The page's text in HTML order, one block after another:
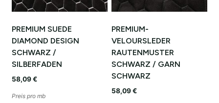
PREMIUM SUEDE
DIAMOND DESIGN
SCHWARZ /
SILBERFADEN
58,09€
Preis pro mb
PREMIUM-
VELOURSLEDER
RAUTENMUSTER
SCHWARZ / GARN
SCHWARZ
58,09€